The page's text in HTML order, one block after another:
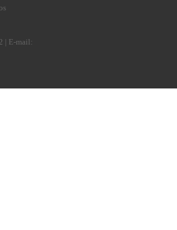
| E-mail: